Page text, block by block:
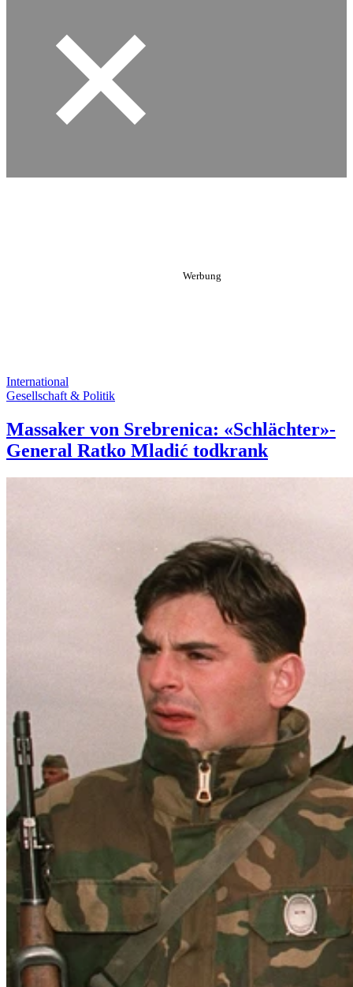
International
Gesellschaft & Politik
Massaker von Srebrenica: «Schlächter»-
General Ratko Mladić todkrank